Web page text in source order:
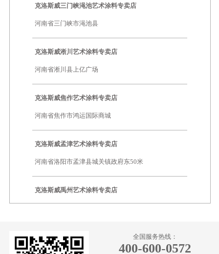
克洛斯威三门峡渑池艺术涂料专卖店
河南省三门峡市渑池县
克洛斯威淅川艺术涂料专卖店
河南省淅川县上亿广场
克洛斯威焦作艺术涂料专卖店
河南省焦作市鸿运国际商城
克洛斯威孟津艺术涂料专卖店
河南省洛阳市孟津县城关镇政府东50米
克洛斯威禹州艺术涂料专卖店
克洛斯威西峡艺术涂料专卖店 全国服务热线：
400-600-0572